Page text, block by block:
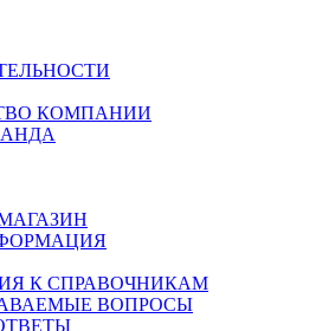
КОМПАНИИ
К СПРАВОЧНИКАМ
ВОПРОСЫ